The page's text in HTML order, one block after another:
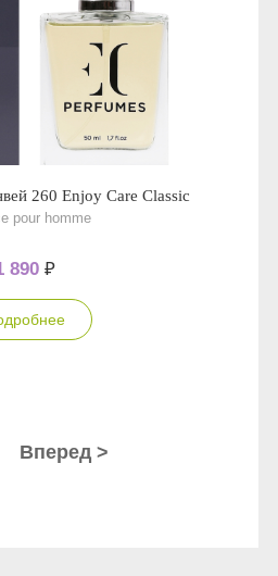
260 Enjoy Care Classic
pour homme
890 ₽
Вперед >